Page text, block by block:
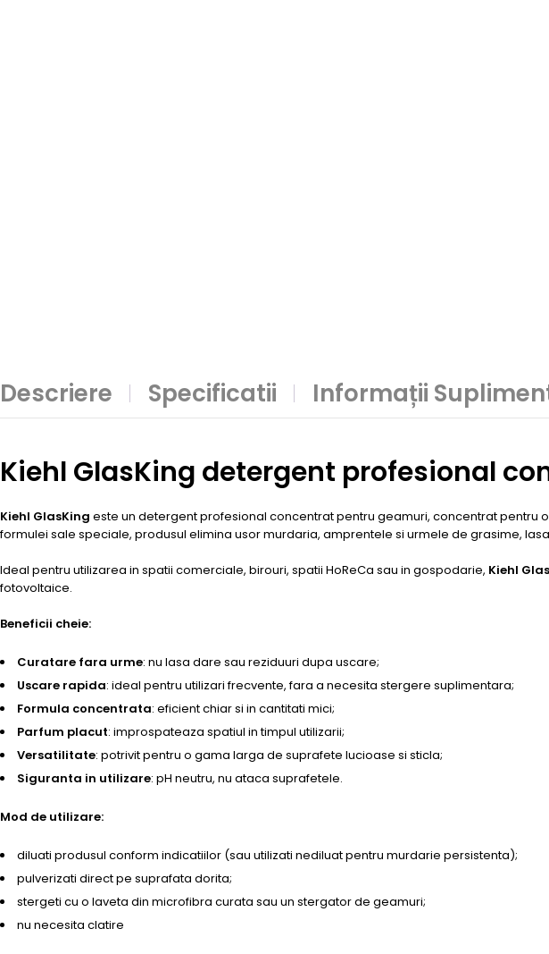
Descriere Specificatii Informații
Kiehl GlasKing detergent profesional
Kiehl GlasKing este un detergent profesional concentrat pentru geamuri, concentrat pentru
formulei sale speciale, produsul elimina usor murdaria, amprentele si urmele de grasime,
Ideal pentru utilizarea in spatii comerciale, birouri, spatii HoReCa sau in gospodarie, Kiehl
fotovoltaice.
Beneficii cheie:
Curatare fara urme: nu lasa dare sau reziduuri dupa uscare;
Uscare rapida: ideal pentru utilizari frecvente, fara a necesita stergere suplimentara;
Formula concentrata: eficient chiar si in cantitati mici;
Parfum placut: improspateaza spatiul in timpul utilizarii;
Versatilitate: potrivit pentru o gama larga de suprafete lucioase si sticla;
Siguranta in utilizare: pH neutru, nu ataca suprafetele.
Mod de utilizare:
diluati produsul conform indicatiilor (sau utilizati nediluat pentru murdarie persistenta);
pulverizati direct pe suprafata dorita;
stergeti cu o laveta din microfibra curata sau un stergator de geamuri;
nu necesita clatire